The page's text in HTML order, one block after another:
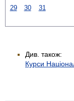
29
30 31
Див. також:
Курси